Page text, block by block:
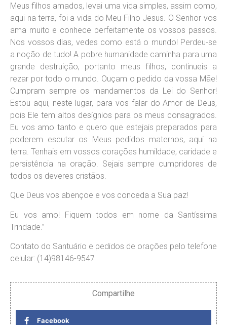
Meus filhos amados, levai uma vida simples, assim como,
aqui na terra, foi a vida do Meu Filho Jesus. O Senhor vos
ama muito e conhece perfeitamente os vossos passos.
Nos vossos dias, vedes como está o mundo! Perdeu-se
a noção de tudo! A pobre humanidade caminha para uma
grande destruição, portanto meus filhos, continueis a
rezar por todo o mundo. Ouçam o pedido da vossa Mãe!
Cumpram sempre os mandamentos da Lei do Senhor!
Estou aqui, neste lugar, para vos falar do Amor de Deus,
pois Ele tem altos desígnios para os meus consagrados.
Eu vos amo tanto e quero que estejais preparados para
poderem escutar os Meus pedidos maternos, aqui na
terra. Tenhais em vossos corações humildade, caridade e
persistência na oração. Sejais sempre cumpridores de
todos os deveres cristãos.
Que Deus vos abençoe e vos conceda a Sua paz!
Eu vos amo! Fiquem todos em nome da Santíssima
Trindade.”
Contato do Santuário e pedidos de orações pelo telefone
celular: (14)98146-9547
Compartilhe
Facebook